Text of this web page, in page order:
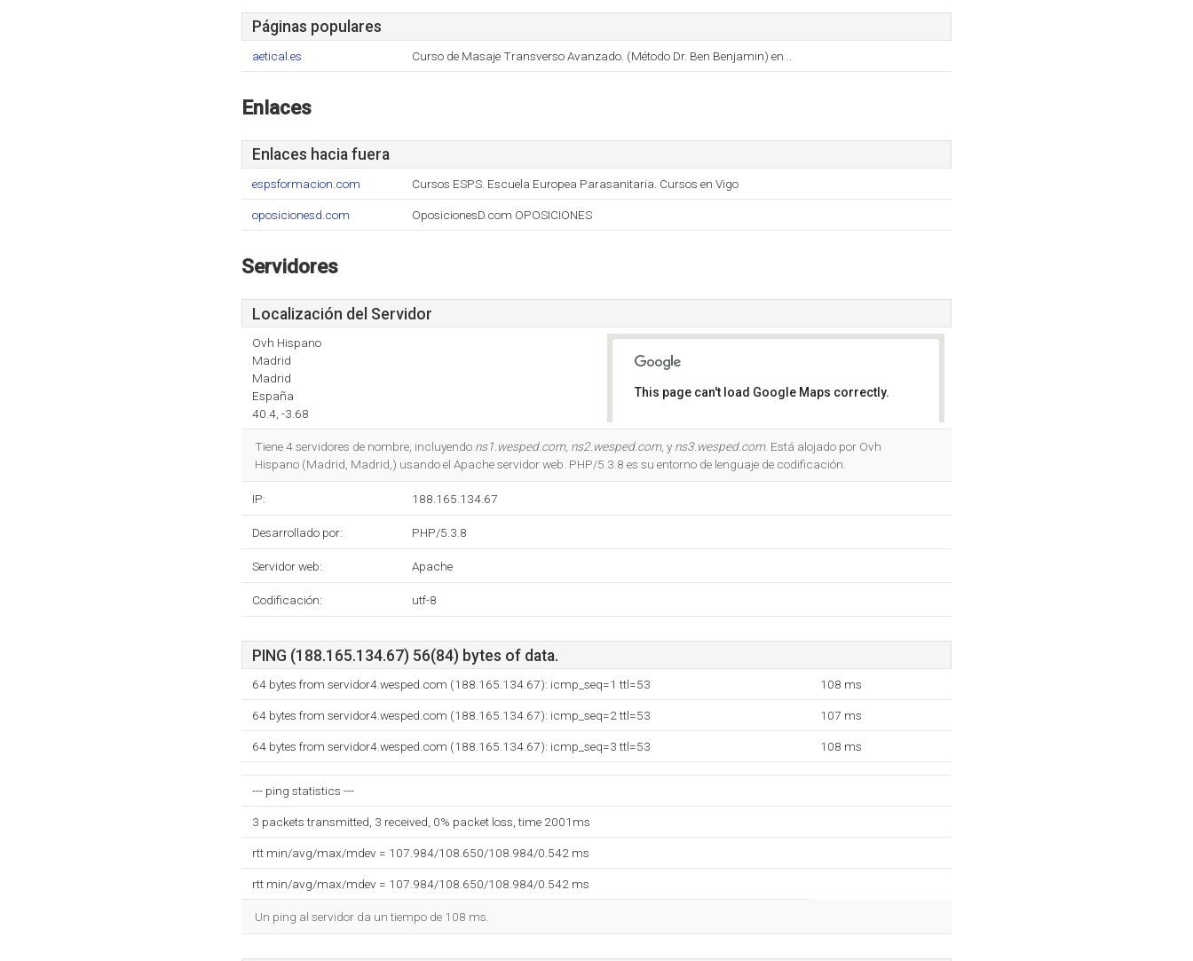
Páginas populares
aetical.es Curso de Masaje Transverso Avanzado. (Método Dr. Ben Benjamin) en ..
Enlaces
Enlaces hacia fuera
espsformacion.com Cursos ESPS. Escuela Europea Parasanitaria. Cursos en Vigo
oposicionesd.com OposicionesD.com OPOSICIONES
Servidores
Localización del Servidor
Ovh Hispano
Madrid
Madrid
España
40.4, -3.68
This page can't load Google Maps correctly.
Tiene 4 servidores de nombre, incluyendo ns1.wesped.com, ns2.wesped.com, y ns3.wesped.com. Está alojado por Ovh
Hispano (Madrid, Madrid,) usando el Apache servidor web. PHP/5.3.8 es su entorno de lenguaje de codificación.
IP: 188.165.134.67
Desarrollado por: PHP/5.3.8
Servidor web: Apache
Codificación: utf-8
PING (188.165.134.67) 56(84) bytes of data.
64 bytes from servidor4.wesped.com (188.165.134.67): icmp_seq=1 ttl=53 108 ms
64 bytes from servidor4.wesped.com (188.165.134.67): icmp_seq=2 ttl=53 107 ms
64 bytes from servidor4.wesped.com (188.165.134.67): icmp_seq=3 ttl=53 108 ms
--- ping statistics ---
3 packets transmitted, 3 received, 0% packet loss, time 2001ms
rtt min/avg/max/mdev = 107.984/108.650/108.984/0.542 ms
rtt min/avg/max/mdev = 107.984/108.650/108.984/0.542 ms
Un ping al servidor da un tiempo de 108 ms.